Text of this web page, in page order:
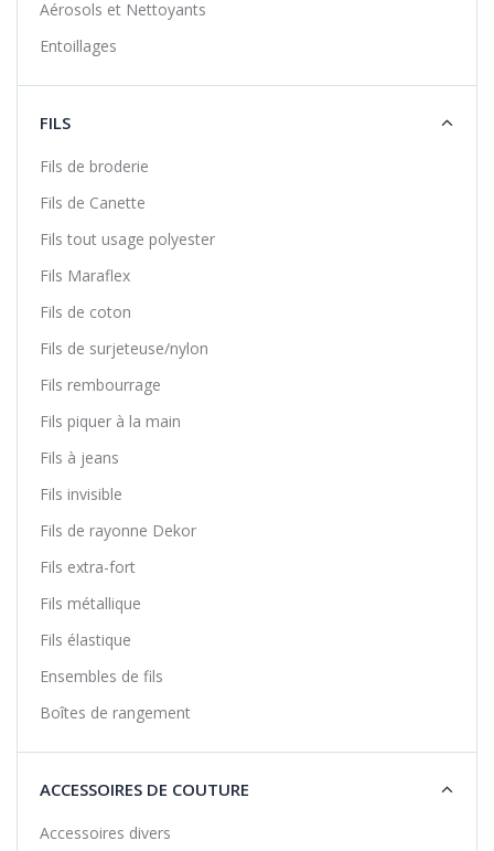
Aérosols et Nettoyants
Entoillages
FILS
Fils de broderie
Fils de Canette
Fils tout usage polyester
Fils Maraflex
Fils de coton
Fils de surjeteuse/nylon
Fils rembourrage
Fils piquer à la main
Fils à jeans
Fils invisible
Fils de rayonne Dekor
Fils extra-fort
Fils métallique
Fils élastique
Ensembles de fils
Boîtes de rangement
ACCESSOIRES DE COUTURE
Accessoires divers